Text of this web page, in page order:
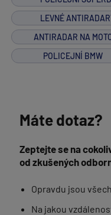
LEVNÉ
ANTIRADAR NA
POLICEJNÍ BMW
Máte dotaz?
Zeptejte se na
od zkušených
Opravdu jsou
Na jakou